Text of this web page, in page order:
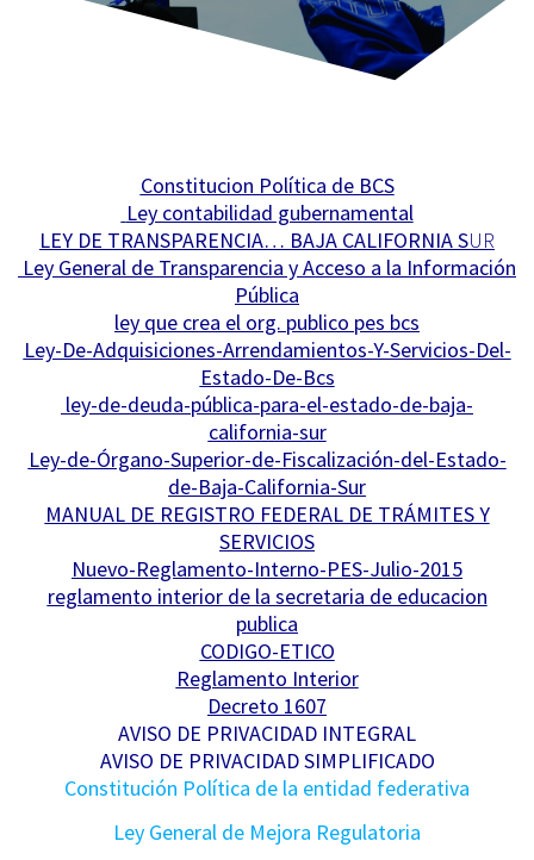
Constitucion Política de BCS
Ley contabilidad gubernamental
LEY DE TRANSPARENCIA… BAJA CALIFORNIA SUR
Ley General de Transparencia y Acceso a la Información
Pública
ley que crea el org. publico pes bcs
Ley-De-Adquisiciones-Arrendamientos-Y-Servicios-Del-
Estado-De-Bcs
ley-de-deuda-pública-para-el-estado-de-baja-
california-sur
Ley-de-Órgano-Superior-de-Fiscalización-del-Estado-
de-Baja-California-Sur
MANUAL DE REGISTRO FEDERAL DE TRÁMITES Y
SERVICIOS
Nuevo-Reglamento-Interno-PES-Julio-2015
reglamento interior de la secretaria de educacion
publica
CODIGO-ETICO
Reglamento Interior
Decreto 1607
AVISO DE PRIVACIDAD INTEGRAL
AVISO DE PRIVACIDAD SIMPLIFICADO
Constitución Política de la entidad federativa
Ley General de Mejora Regulatoria